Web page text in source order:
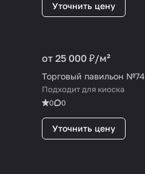
Уточнить цену
от 25 000 ₽/м²
Торговый павильон №74
Подходит для киоска
0 0
Уточнить цену